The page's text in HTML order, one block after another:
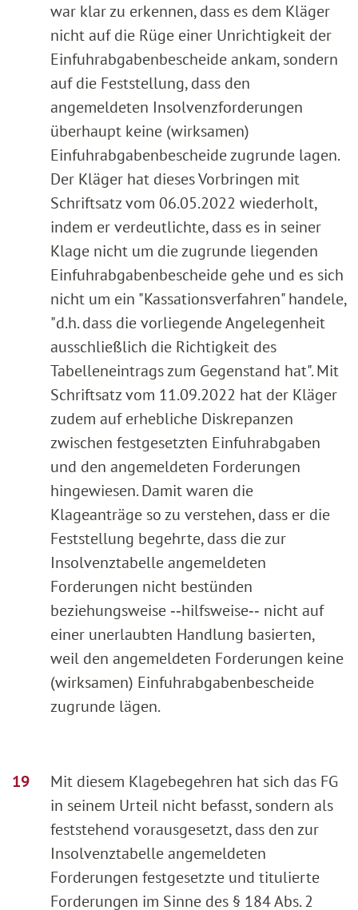
war klar zu erkennen, dass es dem Kläger
nicht auf die Rüge einer Unrichtigkeit der
Einfuhrabgabenbescheide ankam, sondern
auf die Feststellung, dass den
angemeldeten Insolvenzforderungen
überhaupt keine (wirksamen)
Einfuhrabgabenbescheide zugrunde lagen.
Der Kläger hat dieses Vorbringen mit
Schriftsatz vom 06.05.2022 wiederholt,
indem er verdeutlichte, dass es in seiner
Klage nicht um die zugrunde liegenden
Einfuhrabgabenbescheide gehe und es sich
nicht um ein "Kassationsverfahren" handele,
"d.h. dass die vorliegende Angelegenheit
ausschließlich die Richtigkeit des
Tabelleneintrags zum Gegenstand hat". Mit
Schriftsatz vom 11.09.2022 hat der Kläger
zudem auf erhebliche Diskrepanzen
zwischen festgesetzten Einfuhrabgaben
und den angemeldeten Forderungen
hingewiesen. Damit waren die
Klageanträge so zu verstehen, dass er die
Feststellung begehrte, dass die zur
Insolvenztabelle angemeldeten
Forderungen nicht bestünden
beziehungsweise ‑‑hilfsweise‑‑ nicht auf
einer unerlaubten Handlung basierten,
weil den angemeldeten Forderungen keine
(wirksamen) Einfuhrabgabenbescheide
zugrunde lägen.
Mit diesem Klagebegehren hat sich das FG
in seinem Urteil nicht befasst, sondern als
feststehend vorausgesetzt, dass den zur
Insolvenztabelle angemeldeten
Forderungen festgesetzte und titulierte
Forderungen im Sinne des § 184 Abs. 2